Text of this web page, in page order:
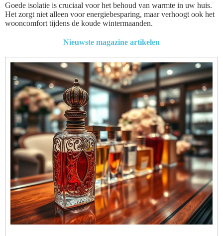
Goede isolatie is cruciaal voor het behoud van warmte in uw huis.
Het zorgt niet alleen voor energiebesparing, maar verhoogt ook het
wooncomfort tijdens de koude wintermaanden.
Nieuwste magazine artikelen